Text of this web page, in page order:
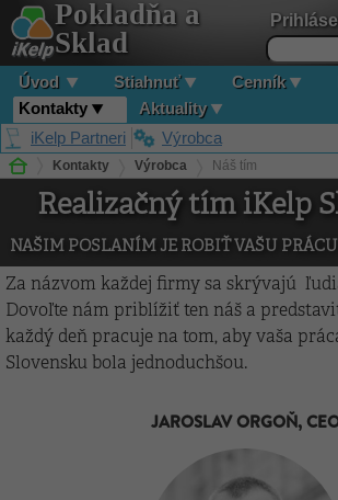
Pokladňa a
Sklad
Úvod Stiahnuť Cenník
Kontakty
Aktuality
iKelp Partneri
Výrobca
Kontakty Výrobca Náš tím
Realizačný tím iKelp
NAŠIM POSLANÍM JE ROBIŤ VAŠU
Za názvom každej firmy sa skrývajú
Dovoľte nám priblížiť ten náš a
každý deň pracuje na tom, aby vaša
Slovensku bola jednoduchšou.
JAROSLAV ORGOŇ,